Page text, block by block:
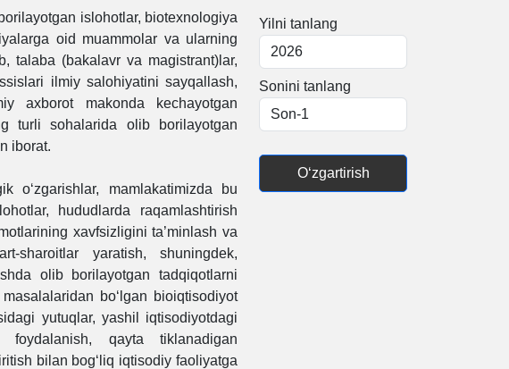
islohotlar, biotexnologiya
oid muammolar va ularning
talaba (bakalavr va magistrant)lar,
ilmiy salohiyatini sayqallash,
axborot makonda kechayotgan
turli sohalarida olib borilayotgan
iborat.
o‘zgarishlar, mamlakatimizda bu
hududlarda raqamlashtirish
xavfsizligini ta’minlash va
sharoitlar yaratish, shuningdek,
olib borilayotgan tadqiqotlarni
bo‘lgan bioiqtisodiyot
yutuqlar, yashil iqtisodiyotdagi
foydalanish, qayta tiklanadigan
bilan bog‘liq iqtisodiy faoliyatga
Yilni tanlang
Sonini tanlang
O‘zgartirish